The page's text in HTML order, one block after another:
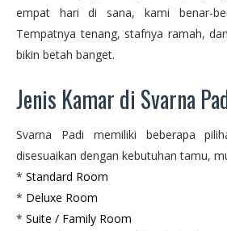
empat hari di sana, kami benar-
Tempatnya tenang, stafnya ramah,
bikin betah banget.
Jenis Kamar di Svarna
Svarna Padi memiliki beberapa
disesuaikan dengan kebutuhan tamu,
* Standard Room
* Deluxe Room
* Suite / Family Room